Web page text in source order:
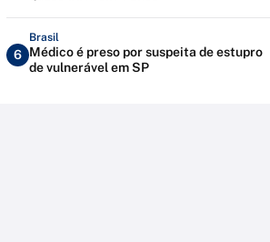
6
Brasil
Médico é preso por suspeita de estupro
de vulnerável em SP